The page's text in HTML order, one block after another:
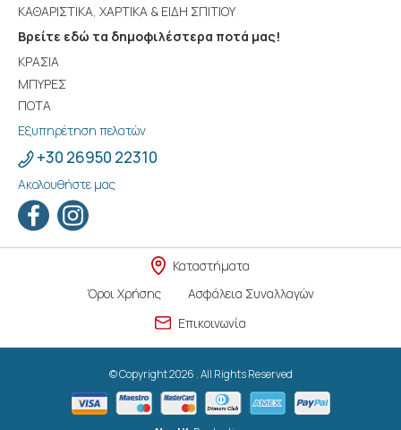
ΚΑΘΑΡΙΣΤΙΚΑ, ΧΑΡΤΙΚΑ & ΕΙΔΗ ΣΠΙΤΙΟΥ
Βρείτε εδώ τα δημοφιλέστερα ποτά μας!
ΚΡΑΣΙΑ
ΜΠΥΡΕΣ
ΠΟΤΑ
Εξυπηρέτηση πελατών
+30 26950 22310
Ακολουθήστε μας
Καταστήματα
Όροι Χρήσης
Ασφάλεια Συναλλαγών
Επικοινωνία
© Copyright 2026 . All Rights Reserved